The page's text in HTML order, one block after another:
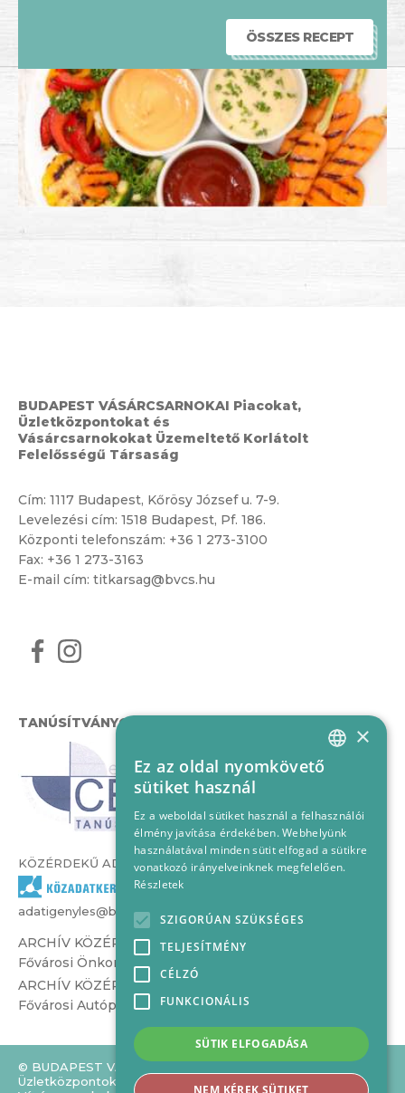
ÖSSZES RECEPT
BUDAPEST VÁSÁRCSARNOKAI Piacokat,
Üzletközpontokat és
Vásárcsarnokokat Üzemeltető Korlátolt
Felelősségű Társaság
Cím: 1117 Budapest, Kőrösy József u. 7-9.
Levelezési cím: 1518 Budapest, Pf. 186.
Központi telefonszám: +36 1 273-3100
Fax: +36 1 273-3163
E-mail cím: titkarsag@bvcs.hu
TANÚSÍTVÁNYOK
KÖZÉRDEKŰ ADATOK
adatigenyles@bvcs.hu
ARCHÍV KÖZÉRDEKŰ ADATOK –
Fővárosi Önkormányzat Csarnok és Piac Igazgatósága
ARCHÍV KÖZÉRDEKŰ ADATOK –
Fővárosi Autópiac Kft.
© BUDAPEST VÁSÁRCSARNOKAI Piacokat,
Üzletközpontokat és
HUNGARIAN
×
Ez az oldal nyomkövető
sütiket használ
Ez a weboldal sütiket használ a felhasználói
élmény javítása érdekében. Webhelyünk
használatával minden sütit elfogad a sütikre
vonatkozó irányelveinknek megfelelően.
Részletek
SZIGORÚAN SZÜKSÉGES
TELJESÍTMÉNY
CÉLZÓ
FUNKCIONÁLIS
SÜTIK ELFOGADÁSA
NEM KÉREK SÜTIKET